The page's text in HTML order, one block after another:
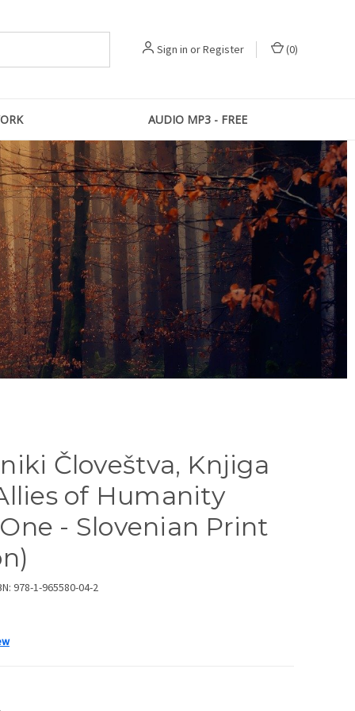
Sign in orRegister (0)
AUDIO MP3 - FREE
Človeštva, Knjiga
of Humanity
- Slovenian Print
978-1-965580-04-2